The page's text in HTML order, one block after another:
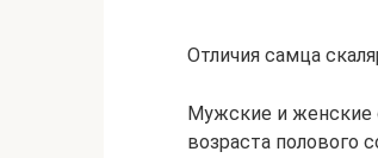
Отличия самца
Мужские и женские
возраста полового